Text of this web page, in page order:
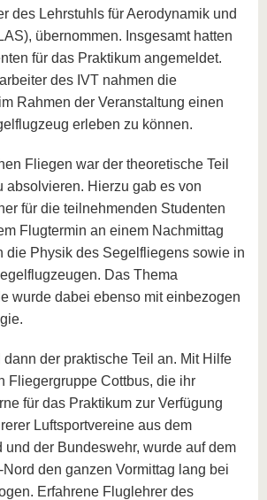
des Lehrstuhls für Aerodynamik und
übernommen. Insgesamt hatten
für das Praktikum angemeldet.
des IVT nahmen die
Rahmen der Veranstaltung einen
erleben zu können.
Fliegen war der theoretische Teil
absolvieren. Hierzu gab es von
für die teilnehmenden Studenten
Flugtermin an einem Nachmittag
die Physik des Segelfliegens sowie in
Das Thema
wurde dabei ebenso mit einbezogen
der praktische Teil an. Mit Hilfe
Fliegergruppe Cottbus, die ihr
für das Praktikum zur Verfügung
Luftsportvereine aus dem
und der Bundeswehr, wurde auf dem
den ganzen Vormittag lang bei
Erfahrene Fluglehrer des